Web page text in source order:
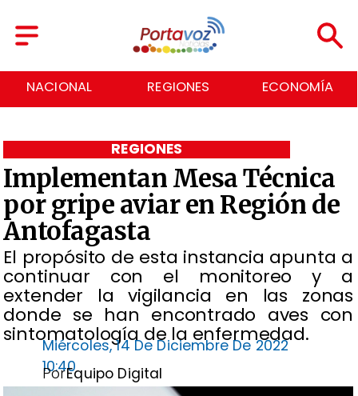
REGIONES ECONOMÍA DEPORTES
Implementan Mesa Técnica
por gripe aviar en Región de
Antofagasta
El propósito de esta instancia apunta a
continuar con el monitoreo y a
extender la vigilancia en las zonas
donde se han encontrado aves con
sintomatología de la enfermedad.
REGIONES
Miércoles, 14 De Diciembre De 2022
10:40Equipo Digital
Por